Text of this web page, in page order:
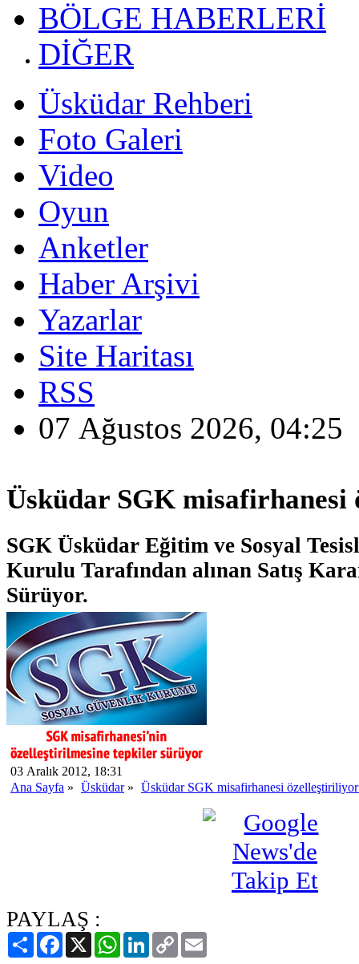
BÖLGE HABERLERİ
DİĞER
Üsküdar Rehberi
Foto Galeri
Video
Oyun
Anketler
Haber Arşivi
Yazarlar
Site Haritası
RSS
07 Ağustos 2026, 04:25
Üsküdar SGK
SGK Üsküdar Eğitim ve Sosyal
Kurulu Tarafından alınan Satış
Sürüyor.
03 Aralık 2012, 18:31
Ana Sayfa » Üsküdar» Üsküdar SGK misafirhanesi
PAYLAŞ :
PaylaşFacebook
X WhatsAppLinkedIn
Copy
Link